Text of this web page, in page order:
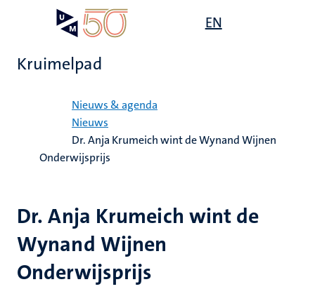
EN
Kruimelpad
Nieuws & agenda
Nieuws
Dr. Anja Krumeich wint de Wynand Wijnen
Onderwijsprijs
Dr. Anja Krumeich wint de
Wynand Wijnen
Onderwijsprijs